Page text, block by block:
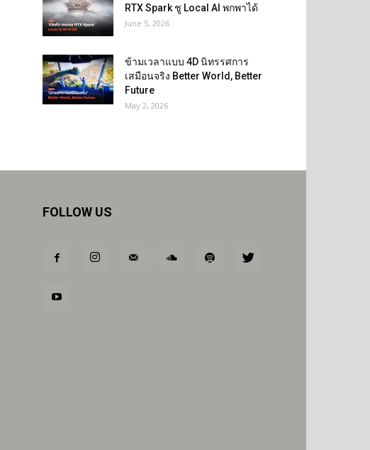
RTX Spark ชู Local AI พกพาได้
June 5, 2026
ข้ามเวลาแบบ 4D นิทรรศการ
เสมือนจริง Better World, Better
Future
May 2, 2026
FOLLOW US